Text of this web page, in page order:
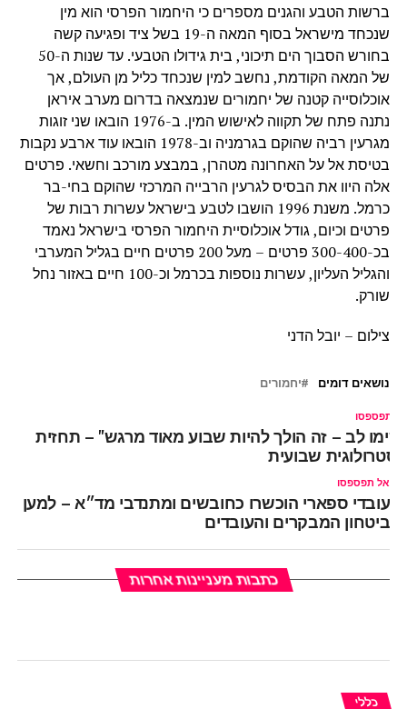
ברשות הטבע והגנים מספרים כי היחמור הפרסי הוא מין
שנכחד מישראל בסוף המאה ה-19 בשל ציד ופגיעה קשה
בחורש הסבוך הים תיכוני, בית גידולו הטבעי. עד שנות ה-50
של המאה הקודמת, נחשב למין שנכחד כליל מן העולם, אך
אוכלוסייה קטנה של יחמורים שנמצאה בדרום מערב איראן
נתנה פתח של תקווה לאישוש המין. ב-1976 הובאו שני זוגות
מגרעין רביה שהוקם בגרמניה וב-1978 הובאו עוד ארבע נקבות
בטיסת אל על האחרונה מטהרן, במבצע מורכב וחשאי. פרטים
אלה היוו את הבסיס לגרעין הרבייה המרכזי שהוקם בחי-בר
כרמל. משנת 1996 הושבו לטבע בישראל עשרות רבות של
פרטים וכיום, גודל אוכלוסיית היחמור הפרסי בישראל נאמד
בכ-300-400 פרטים – מעל 200 פרטים חיים בגליל המערבי
והגליל העליון, עשרות נוספות בכרמל וכ-100 חיים באזור נחל
שורק.
צילום – יובל הדני
נושאים דומים יחמורים
תפספסו
לב – זה הולך להיות שבוע מאוד מרגש" – תחזית
שבועית
אל תפספסו
עובדי ספארי הוכשרו כחובשים ומתנדבי מד״א – למען
ביטחון המבקרים והעובדים
כתבות מעניינות אחרות
כללי